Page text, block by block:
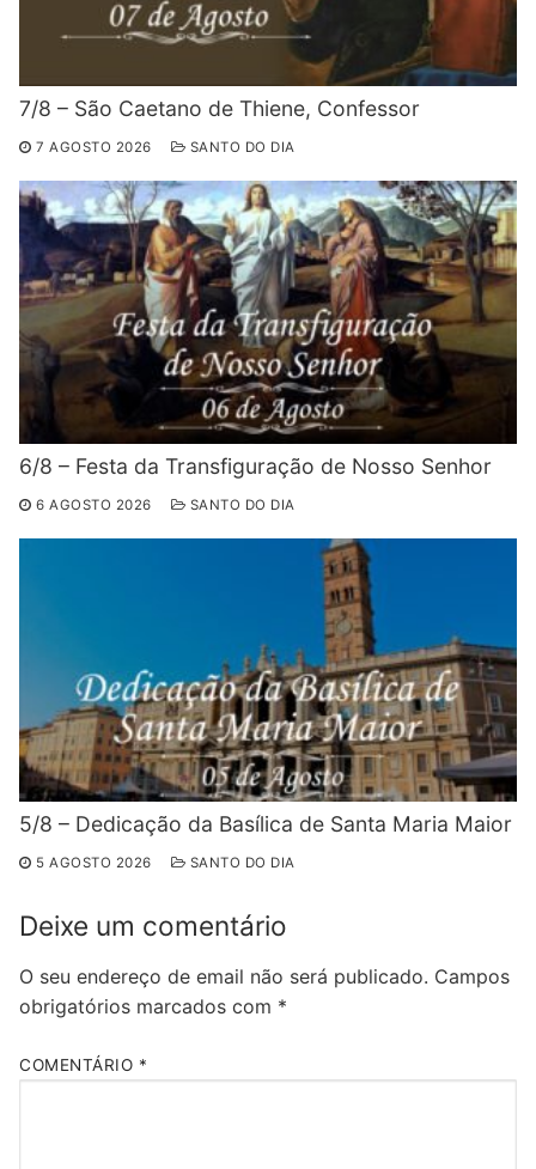
7/8 – São Caetano de Thiene, Confessor
7 AGOSTO 2026 SANTO DO DIA
6/8 – Festa da Transfiguração de Nosso Senhor
6 AGOSTO 2026 SANTO DO DIA
5/8 – Dedicação da Basílica de Santa Maria Maior
5 AGOSTO 2026 SANTO DO DIA
Deixe um comentário
O seu endereço de email não será publicado. Campos
obrigatórios marcados com *
COMENTÁRIO *